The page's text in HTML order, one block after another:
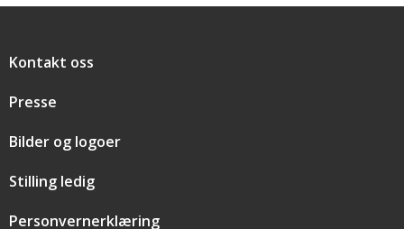
Snarveier
Kontakt oss
Presse
Bilder og logoer
Stilling ledig
Personvernerklæring